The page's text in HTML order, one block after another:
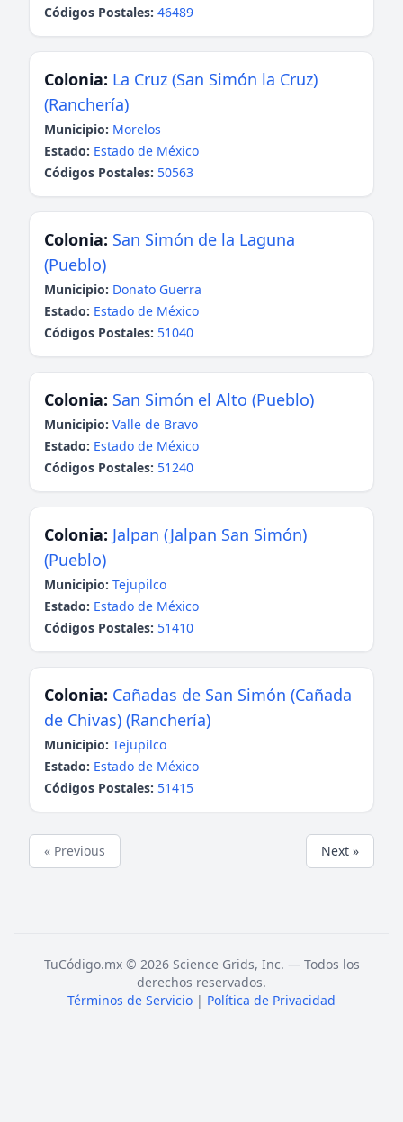
Códigos Postales: 46489
Colonia: La Cruz (San Simón la Cruz)
(Ranchería)
Municipio: Morelos
Estado: Estado de México
Códigos Postales: 50563
Colonia: San Simón de la Laguna
(Pueblo)
Municipio: Donato Guerra
Estado: Estado de México
Códigos Postales: 51040
Colonia: San Simón el Alto (Pueblo)
Municipio: Valle de Bravo
Estado: Estado de México
Códigos Postales: 51240
Colonia: Jalpan (Jalpan San Simón)
(Pueblo)
Municipio: Tejupilco
Estado: Estado de México
Códigos Postales: 51410
Colonia: Cañadas de San Simón (Cañada
de Chivas) (Ranchería)
Municipio: Tejupilco
Estado: Estado de México
Códigos Postales: 51415
« Previous Next »
TuCódigo.mx © 2026 Science Grids, Inc. — Todos los
derechos reservados.
Términos de Servicio | Política de Privacidad